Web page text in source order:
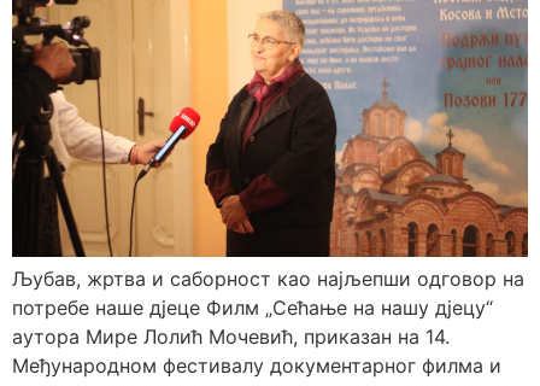
Љубав, жртва и саборност као најљепши одговор на
потребе наше дјеце Филм „Сећање на нашу дјецу“
ауторa Мире Лолић Мочевић, приказан на 14.
Међународном фестивалу документарног филма и